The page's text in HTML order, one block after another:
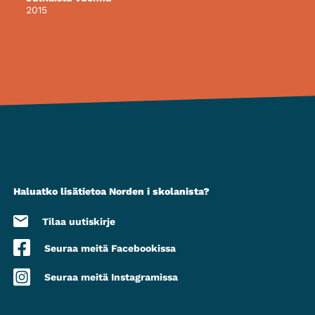
2015
Haluatko lisätietoa Norden i skolanista?
Tilaa uutiskirje
Seuraa meitä Facebookissa
Seuraa meitä Instagramissa